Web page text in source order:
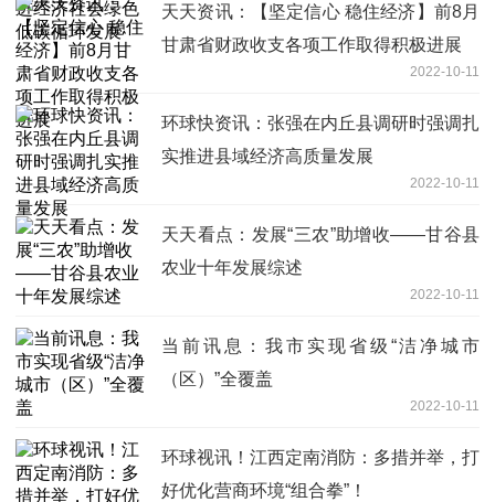
天天资讯：【坚定信心 稳住经济】前8月
甘肃省财政收支各项工作取得积极进展
2022-10-11
环球快资讯：张强在内丘县调研时强调扎
实推进县域经济高质量发展
2022-10-11
天天看点：发展“三农”助增收——甘谷县
农业十年发展综述
2022-10-11
当前讯息：我市实现省级“洁净城市
（区）”全覆盖
2022-10-11
环球视讯！江西定南消防：多措并举，打
好优化营商环境“组合拳”！